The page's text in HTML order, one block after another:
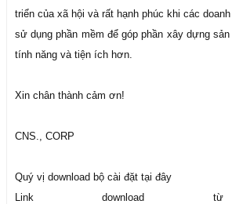
triển của xã hội và rất hạnh phúc khi các
sử dụng phần mềm để góp phần xây dựng
tính năng và tiện ích hơn.
Xin chân thành cảm ơn!
CNS., CORP
Quý vị download bộ cài đặt tại đây
Link download từ